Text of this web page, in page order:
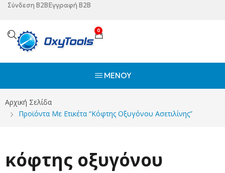
Σύνδεση B2BΕγγραφή B2B
0
ΜΕΝΟΎ
Αρχική Σελίδα
Προϊόντα Με Ετικέτα “κόφτης Οξυγόνου Ασετιλίνης”
κόφτης οξυγόνου